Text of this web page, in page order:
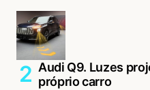
Audi Q9. Luzes
próprio carro